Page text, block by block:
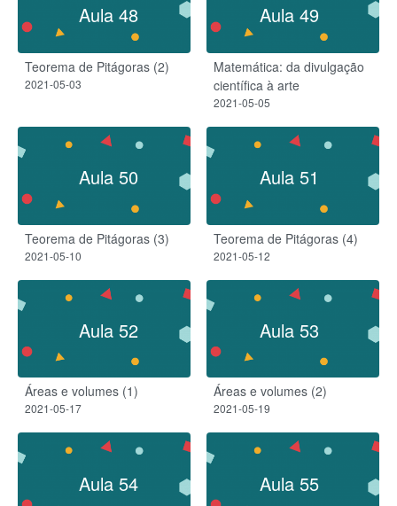
Aula 48
Teorema de Pitágoras (2)
2021-05-03
Aula 49
Matemática: da divulgação
científica à arte
2021-05-05
Aula 50
Teorema de Pitágoras (3)
2021-05-10
Aula 51
Teorema de Pitágoras (4)
2021-05-12
Aula 52
Áreas e volumes (1)
2021-05-17
Aula 53
Áreas e volumes (2)
2021-05-19
Aula 54 Aula 55